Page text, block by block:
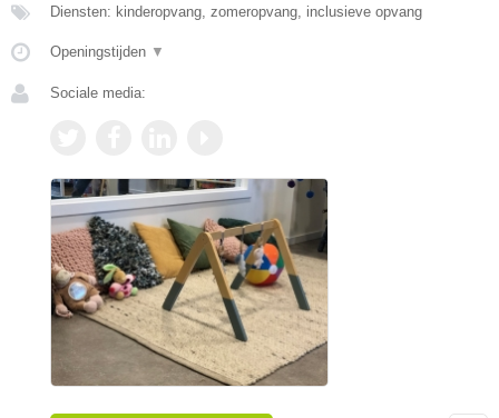
Diensten: kinderopvang, zomeropvang, inclusieve opvang
Openingstijden ▼
Sociale media: